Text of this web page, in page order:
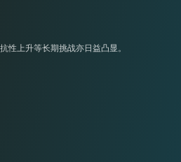
上升等长期挑战亦日益凸显。